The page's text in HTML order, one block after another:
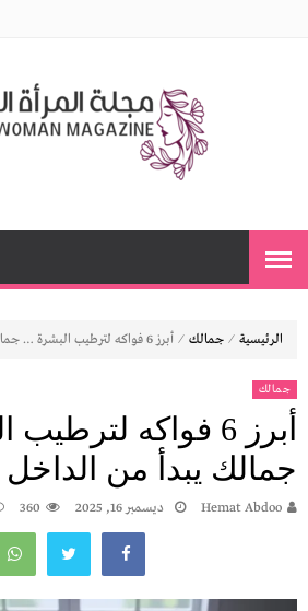
الرئيسية ⁄ جمالك ⁄ أبرز 6 فواكه لترطيب البشرة … جمالك يبدأ من الداخل
جمالك
أبرز 6 فواكه
جمالك يبدأ من الداخل
Hemat Abdoo ديسمبر 16, 2025 360